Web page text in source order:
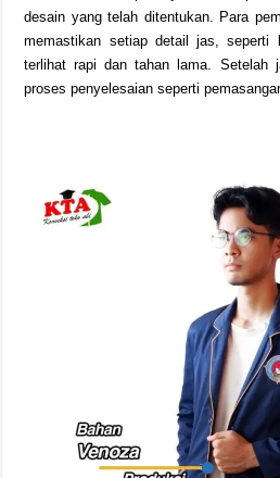
desain yang telah ditentukan. Para
memastikan setiap detail jas, seperti
terlihat rapi dan tahan lama. Setelah
proses penyelesaian seperti